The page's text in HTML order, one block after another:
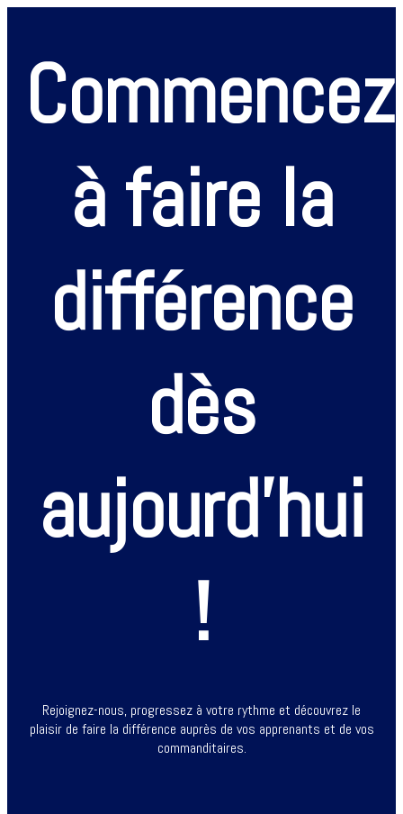
Commencez
à faire la
différence
dès
aujourd’hui
!
Rejoignez-nous, progressez à votre rythme et découvrez le
plaisir de faire la différence auprès de vos apprenants et de vos
commanditaires.